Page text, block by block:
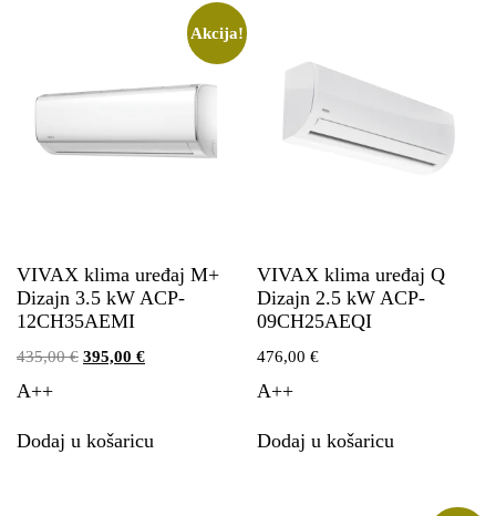
Akcija!
VIVAX klima uređaj M+
Dizajn 3.5 kW ACP-
12CH35AEMI
435,00€ 395,00 €
A++
Dodaj u košaricu
VIVAX klima uređaj Q
Dizajn 2.5 kW ACP-
09CH25AEQI
476,00€
A++
Dodaj u košaricu